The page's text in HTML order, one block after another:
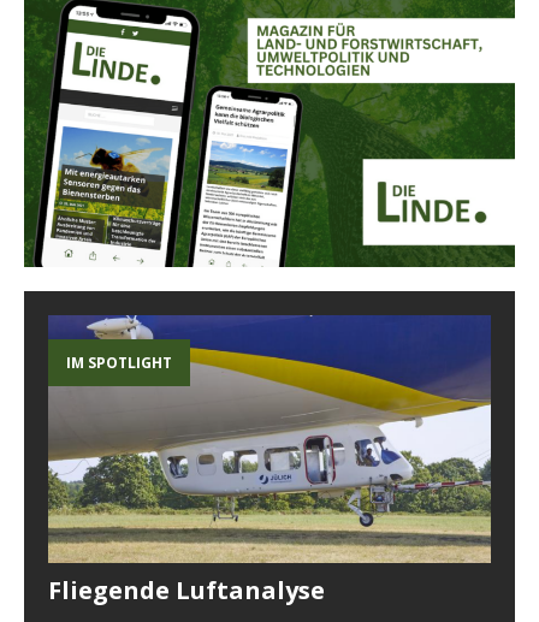
IM SPOTLIGHT
Fliegende Luftanalyse